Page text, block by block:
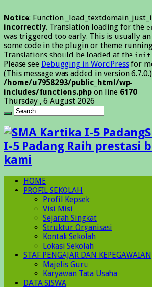
Notice: Function
incorrectly. Translation loading for the
was triggered too early. This is usually
some code in the plugin or theme
Translations should be loaded at the init
Please see Debugging in WordPress for
(This message was added in version
/home/u7958293/public_html/wp-
includes/functions.php on line 6170
Thursday , 6 August 2026
I-5 Padang Raih prestasi
kami
HOME
PROFIL SEKOLAH
Profil Kepsek
Visi Misi
Sejarah Singkat
Struktur Organisasi
Kontak Sekolah
Lokasi Sekolah
STAF PENGAJAR DAN KEPEGAWAIAN
Majelis Guru
Karyawan Tata Usaha
DATA SISWA